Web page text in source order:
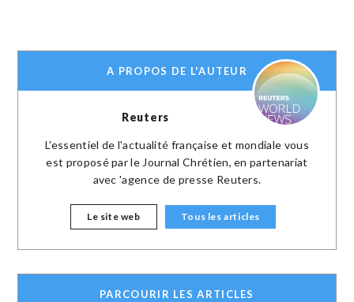
A PROPOS DE L'AUTEUR
Reuters
L'essentiel de l'actualité française et mondiale vous
est proposé par le Journal Chrétien, en partenariat
avec 'agence de presse Reuters.
Le site web Tous les articles
PARCOURIR LES ARTICLES